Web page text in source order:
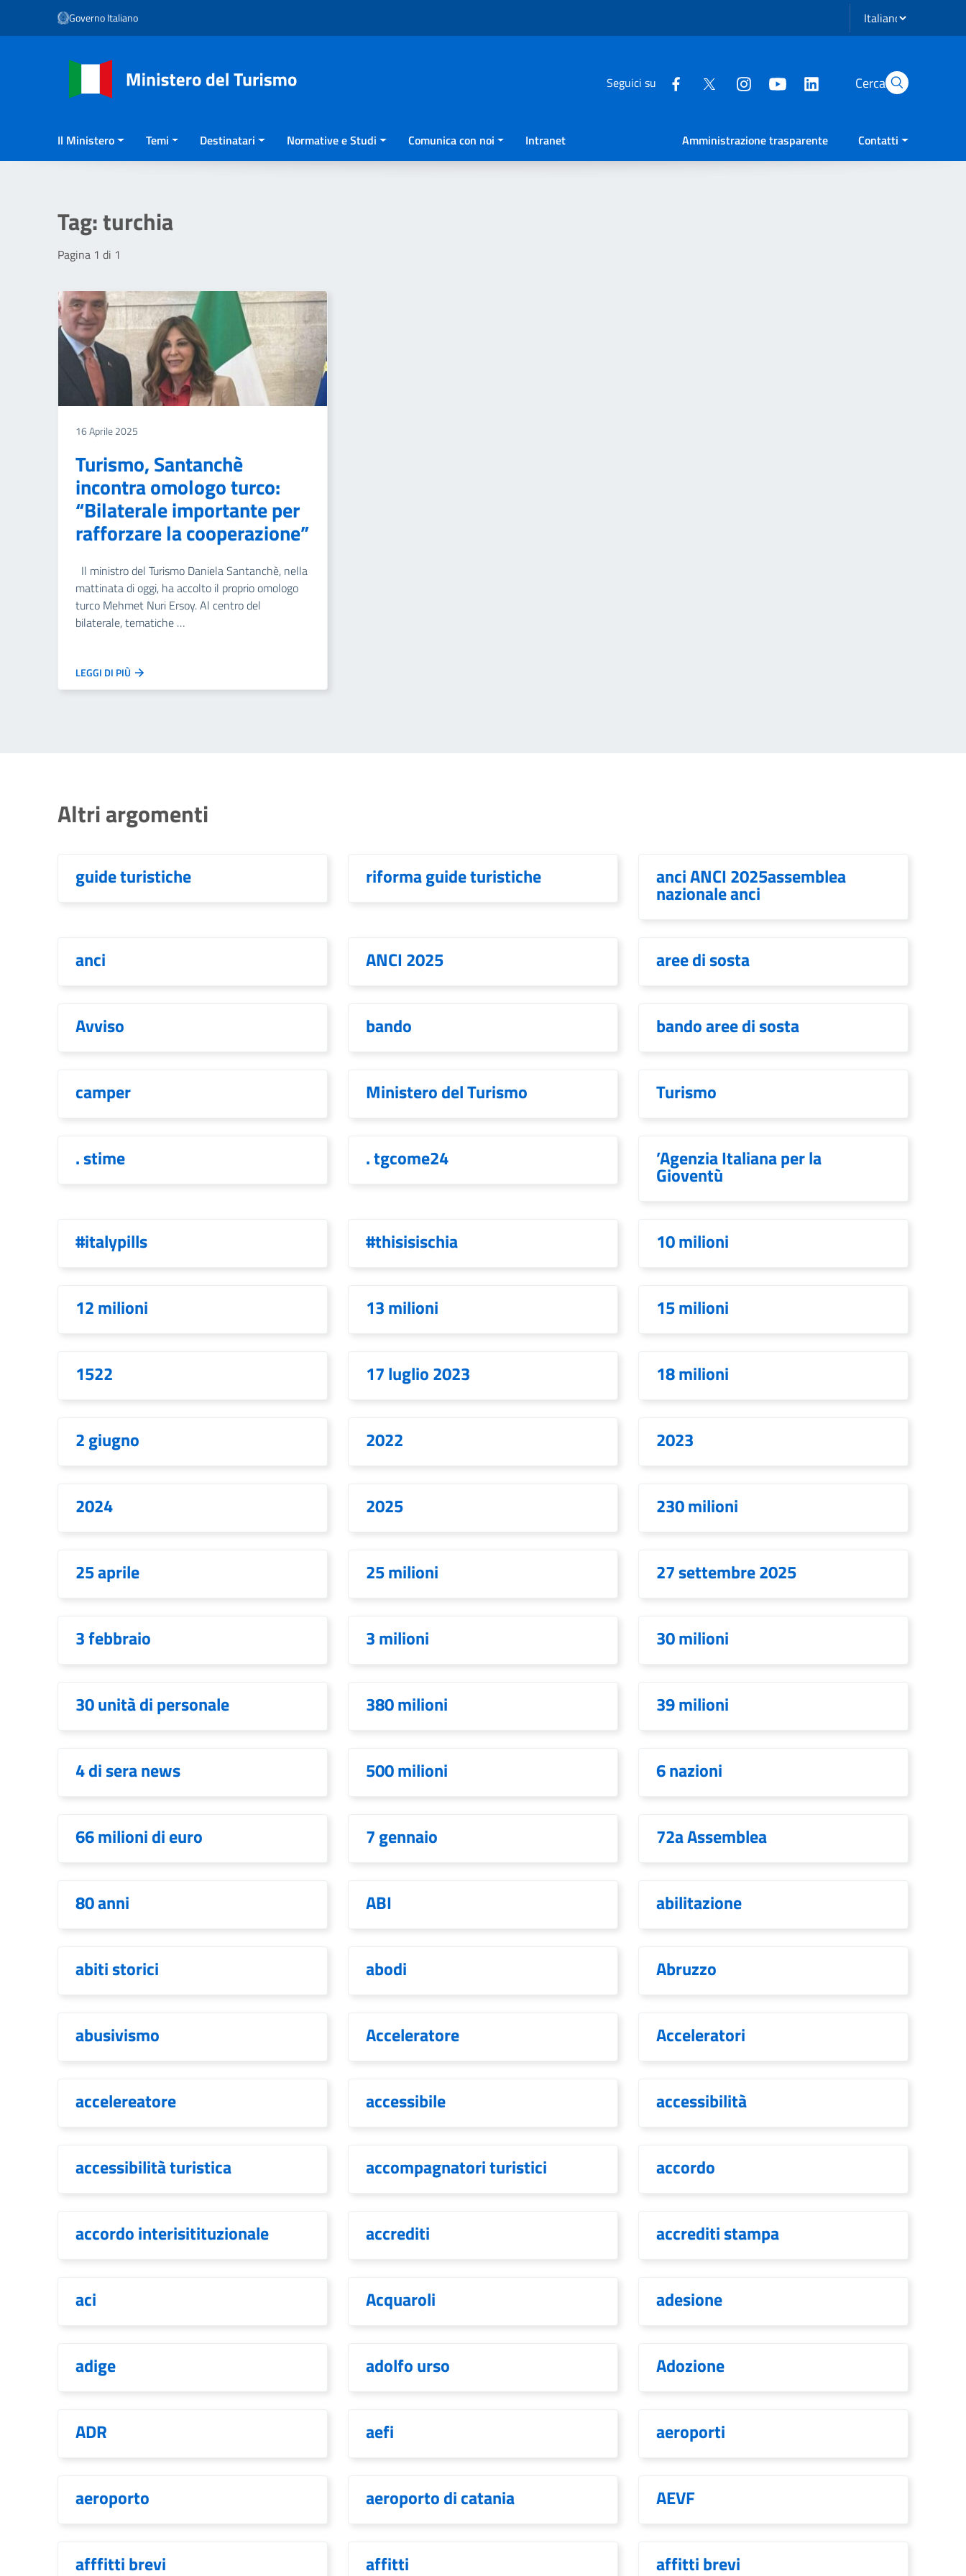
Vai ai contenuti
Vai al menu di navigazione
Governo Italiano Seleziona lingua
Seguici su Cerca
Il Ministero Temi Destinatari Normative e Studi Comunica con noi Intranet Amministrazione trasparente Contatti
Tag:turchia
Pagina 1 di 1
16 Aprile 2025
Turismo, Santanchè
incontra omologo turco:
“Bilaterale importante per
rafforzare la cooperazione”
Il ministro del Turismo Daniela Santanchè, nella
mattinata di oggi, ha accolto il proprio omologo
turco Mehmet Nuri Ersoy. Al centro del
bilaterale, tematiche …
LEGGI DI PIÙ
Altri argomenti
guide turistiche riforma guide turistiche anci ANCI 2025assemblea
nazionale anci
anci ANCI 2025 aree di sosta
Avviso bando bando aree di sosta
camper Ministero del Turismo Turismo
. stime . tgcome24 ’Agenzia Italiana per la
Gioventù
#italypills #thisisischia 10 milioni
12 milioni 13 milioni 15 milioni
1522 17 luglio 2023 18 milioni
2 giugno 2022 2023
2024 2025 230 milioni
25 aprile 25 milioni 27 settembre 2025
3 febbraio 3 milioni 30 milioni
30 unità di personale 380 milioni 39 milioni
4 di sera news 500 milioni 6 nazioni
66 milioni di euro 7 gennaio 72a Assemblea
80 anni ABI abilitazione
abiti storici abodi Abruzzo
abusivismo Acceleratore Acceleratori
accelereatore accessibile accessibilità
accessibilità turistica accompagnatori turistici accordo
accordo interisitituzionale accrediti accrediti stampa
aci Acquaroli adesione
adige adolfo urso Adozione
ADR aefi aeroporti
aeroporto aeroporto di catania AEVF
afffitti brevi affitti affitti brevi